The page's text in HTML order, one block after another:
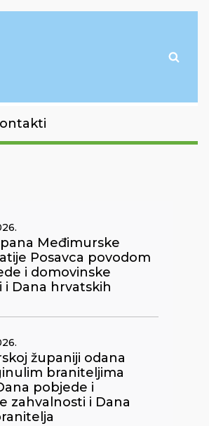
Međimurske
Posavca povodom
i domovinske
i Dana hrvatskih
županiji odana
braniteljima
pobjede i
zahvalnosti i Dana